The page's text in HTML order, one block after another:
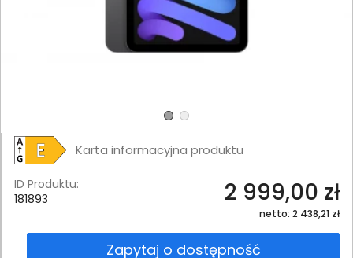
Karta informacyjna produktu
ID Produktu:
181893
2 999,00 zł
netto: 2 438,21 zł
Zapytaj o dostępność